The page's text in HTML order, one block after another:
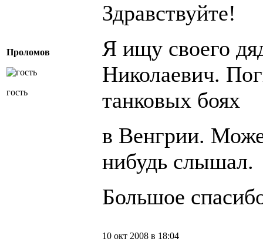
Проломов
гость
Здравствуйте!
Я ищу своего
Николаевич.
танковых боях
в Венгрии.
нибудь слышал.
Большое
10 окт 2008 в 18:04